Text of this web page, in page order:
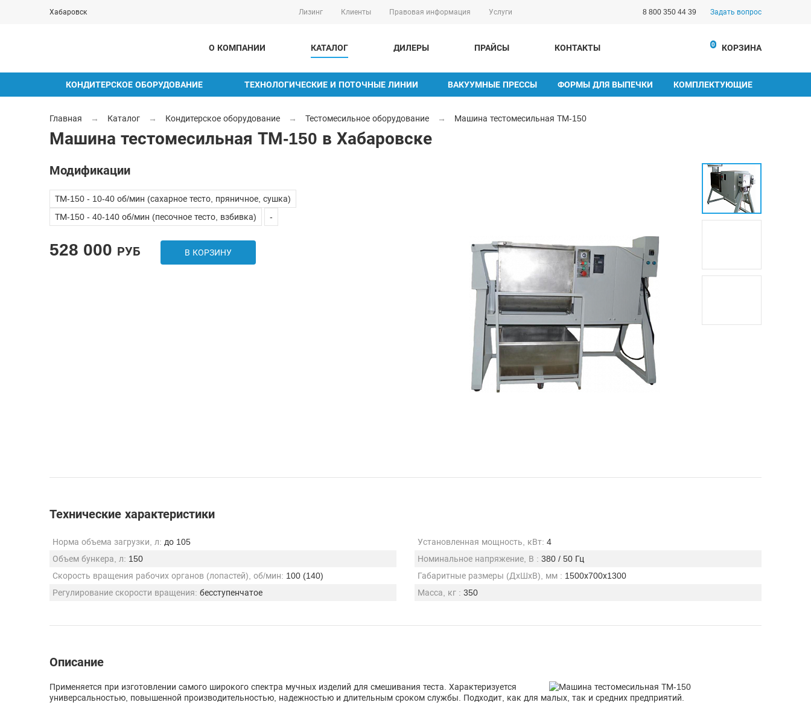
Хабаровск Лизинг Клиенты Правовая информация Услуги 8 800 350 44 39 Задать вопрос
О КОМПАНИИ КАТАЛОГ ДИЛЕРЫ ПРАЙСЫ КОНТАКТЫ 0 КОРЗИНА
КОНДИТЕРСКОЕ ОБОРУДОВАНИЕ ТЕХНОЛОГИЧЕСКИЕ И ПОТОЧНЫЕ ЛИНИИ ВАКУУМНЫЕ ПРЕССЫ ФОРМЫ ДЛЯ ВЫПЕЧКИ КОМПЛЕКТУЮЩИЕ
Главная → Каталог → Кондитерское оборудование → Тестомесильное оборудование → Машина тестомесильная ТМ-150
Машина тестомесильная ТМ-150 в Хабаровске
Модификации
ТМ-150 - 10-40 об/мин (сахарное тесто, пряничное, сушка)
ТМ-150 - 40-140 об/мин (песочное тесто, взбивка)
-
528 000 РУБ В КОРЗИНУ
Технические характеристики
Норма объема загрузки, л: до 105
Объем бункера, л: 150
Скорость вращения рабочих органов (лопастей), об/мин: 100 (140)
Регулирование скорости вращения: бесступенчатое
Установленная мощность, кВт: 4
Номинальное напряжение, В : 380 / 50 Гц
Габаритные размеры (ДхШхВ), мм : 1500х700х1300
Масса, кг : 350
Описание
Применяется при изготовлении самого широкого спектра мучных изделий для смешивания теста. Характеризуется
универсальностью, повышенной производительностью, надежностью и длительным сроком службы. Подходит, как для малых, так и средних предприятий.